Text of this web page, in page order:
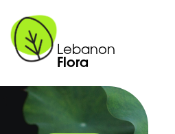
Lebanon
Flora